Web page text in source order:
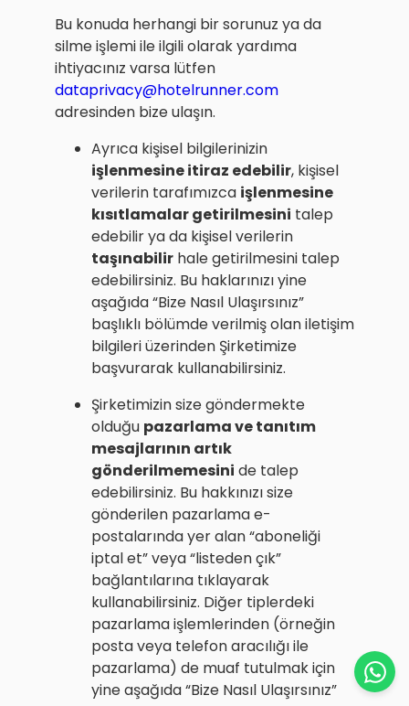
Bu konuda herhangi bir sorunuz ya da
silme işlemi ile ilgili olarak yardıma
ihtiyacınız varsa lütfen
dataprivacy@hotelrunner.com
adresinden bize ulaşın.
Ayrıca kişisel bilgilerinizin
işlenmesine itiraz edebilir, kişisel
verilerin tarafımızca işlenmesine
kısıtlamalar getirilmesini talep
edebilir ya da kişisel verilerin
taşınabilir hale getirilmesini talep
edebilirsiniz. Bu haklarınızı yine
aşağıda “Bize Nasıl Ulaşırsınız”
başlıklı bölümde verilmiş olan iletişim
bilgileri üzerinden Şirketimize
başvurarak kullanabilirsiniz.
Şirketimizin size göndermekte
olduğu pazarlama ve tanıtım
mesajlarının artık
gönderilmemesini de talep
edebilirsiniz. Bu hakkınızı size
gönderilen pazarlama e-
postalarında yer alan “aboneliği
iptal et” veya “listeden çık”
bağlantılarına tıklayarak
kullanabilirsiniz. Diğer tiplerdeki
pazarlama işlemlerinden (örneğin
posta veya telefon aracılığı ile
pazarlama) de muaf tutulmak için
yine aşağıda “Bize Nasıl Ulaşırsınız”